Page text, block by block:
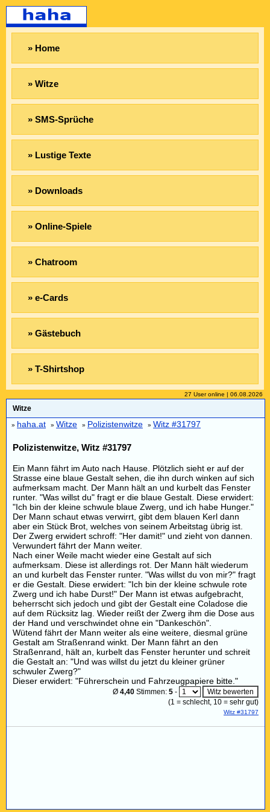
» Home
» Witze
» SMS-Sprüche
» Lustige Texte
» Downloads
» Online-Spiele
» Chatroom
» e-Cards
» Gästebuch
» T-Shirtshop
27 User online | 06.08.2026
Witze
» haha.at » Witze » Polizistenwitze » Witz #31797
Polizistenwitze, Witz #31797
Ein Mann fährt im Auto nach Hause. Plötzlich sieht er auf der
Strasse eine blaue Gestalt sehen, die ihn durch winken auf sich
aufmerksam macht. Der Mann hält an und kurbelt das Fenster
runter. "Was willst du" fragt er die blaue Gestalt. Diese erwidert:
"Ich bin der kleine schwule blaue Zwerg, und ich habe Hunger."
Der Mann schaut etwas verwirrt, gibt dem blauen Kerl dann
aber ein Stück Brot, welches von seinem Arbeitstag übrig ist.
Der Zwerg erwidert schroff: "Her damit!" und zieht von dannen.
Verwundert fährt der Mann weiter.
Nach einer Weile macht wieder eine Gestalt auf sich
aufmerksam. Diese ist allerdings rot. Der Mann hält wiederum
an und kurbelt das Fenster runter. "Was willst du von mir?" fragt
er die Gestalt. Diese erwidert: "Ich bin der kleine schwule rote
Zwerg und ich habe Durst!" Der Mann ist etwas aufgebracht,
beherrscht sich jedoch und gibt der Gestalt eine Coladose die
auf dem Rücksitz lag. Wieder reißt der Zwerg ihm die Dose aus
der Hand und verschwindet ohne ein "Dankeschön".
Wütend fährt der Mann weiter als eine weitere, diesmal grüne
Gestalt am Straßenrand winkt. Der Mann fährt an den
Straßenrand, hält an, kurbelt das Fenster herunter und schreit
die Gestalt an: "Und was willst du jetzt du kleiner grüner
schwuler Zwerg?"
Dieser erwidert: "Führerschein und Fahrzeugpapiere bitte."
Ø 4,40 Stimmen: 5 -
(1 = schlecht, 10 = sehr gut)
Witz #31797